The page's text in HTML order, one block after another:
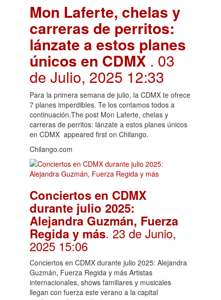
Mon Laferte, chelas y
carreras de perritos:
lánzate a estos planes
únicos en CDMX . 03
de Julio, 2025 12:33
Para la primera semana de julio, la CDMX te ofrece
7 planes imperdibles. Te los contamos todos a
continuación.The post Mon Laferte, chelas y
carreras de perritos: lánzate a estos planes únicos
en CDMX appeared first on Chilango.
Chilango.com
Conciertos en CDMX
durante julio 2025:
Alejandra Guzmán, Fuerza
Regida y más. 23 de Junio,
2025 15:06
Conciertos en CDMX durante julio 2025: Alejandra
Guzmán, Fuerza Regida y más Artistas
internacionales, shows familiares y musicales
llegan con fuerza este verano a la capital